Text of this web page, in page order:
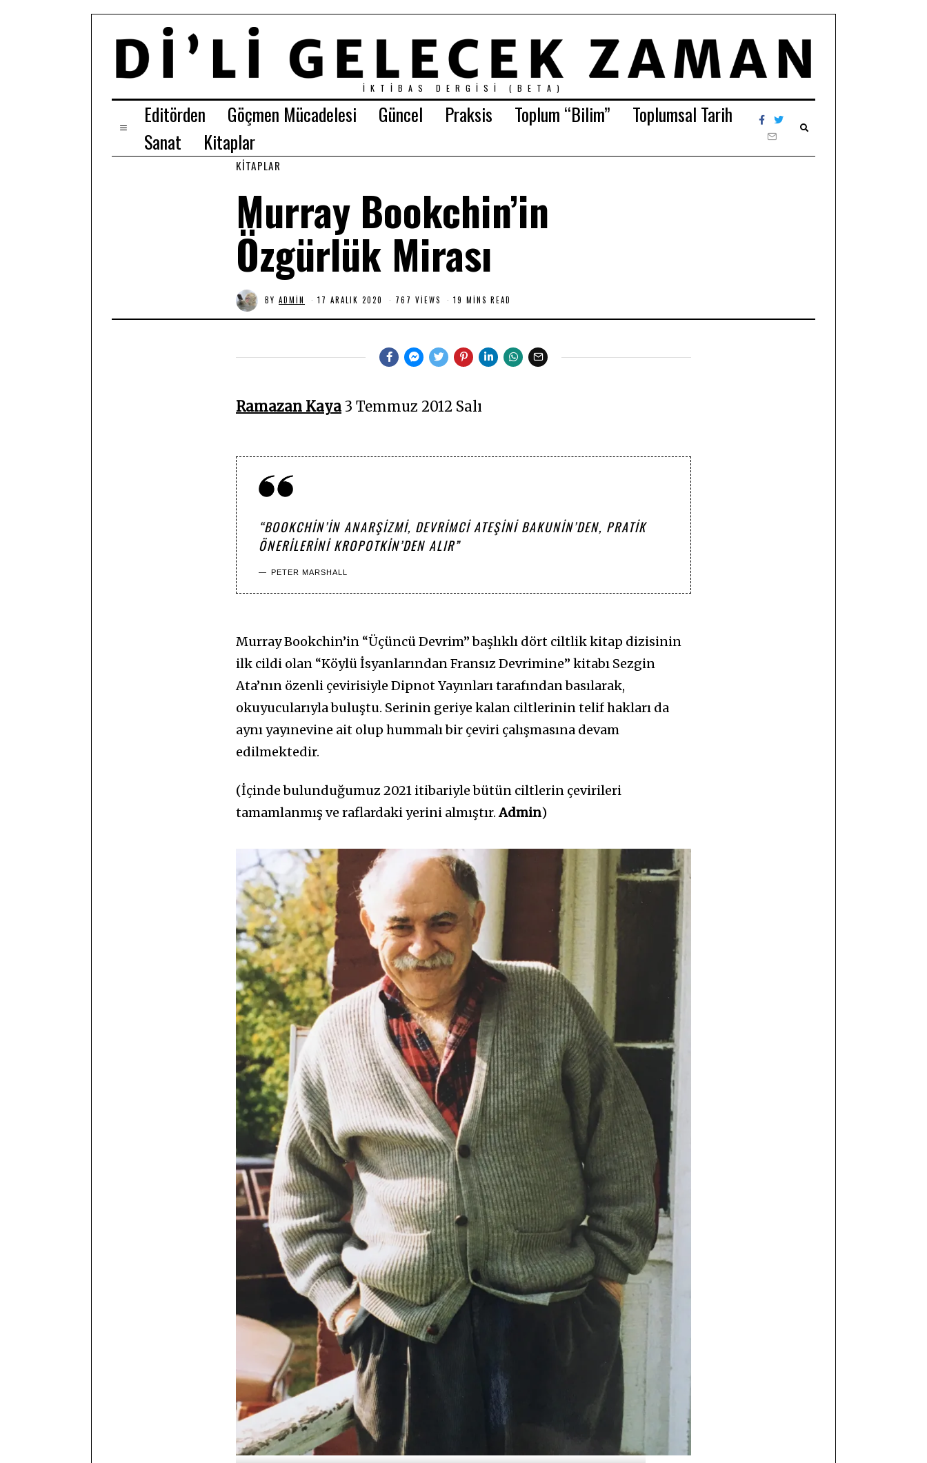
İKTIBAS DERGISI (BETA)
Editörden Göçmen Mücadelesi Güncel Praksis Toplum “Bilim”
Toplumsal Tarih
Sanat
Kitaplar
KITAPLAR
Murray Bookchin’in
Özgürlük Mirası
BY ADMIN 17 ARALIK 2020
R
I
3
767 VIEWS 19 MINS READ
Ramazan Kaya 3 Temmuz 2012 Salı
“BOOKCHIN’IN ANARŞIZMI, DEVRIMCI ATEŞINI BAKUNIN’DEN, PRATIK
ÖNERILERINI KROPOTKIN’DEN ALIR”
PETER MARSHALL
Murray Bookchin’in “Üçüncü Devrim” başlıklı dört ciltlik kitap dizisinin
ilk cildi olan “Köylü İsyanlarından Fransız Devrimine” kitabı Sezgin
Ata’nın özenli çevirisiyle Dipnot Yayınları tarafından basılarak,
okuyucularıyla buluştu. Serinin geriye kalan ciltlerinin telif hakları da
aynı yayınevine ait olup hummalı bir çeviri çalışmasına devam
edilmektedir.
(İçinde bulunduğumuz 2021 itibariyle bütün ciltlerin çevirileri
tamamlanmış ve raflardaki yerini almıştır.Admin)